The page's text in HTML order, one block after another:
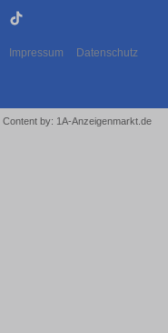
Impressum Datenschutz
by: 1A-Anzeigenmarkt.de